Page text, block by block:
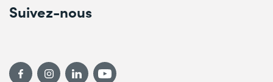
Suivez-nous